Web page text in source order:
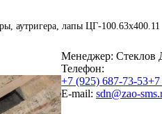
аутригера, лапы ЦГ-100.63х400.11
Менеджер:Стеклов
Телефон:
+7 (925) 687-73-53+7
E-mail:sdn@zao-